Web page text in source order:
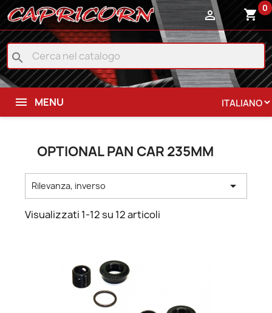
shopping_cart 0

search
MENU
OPTIONAL PAN CAR 235MM
Rilevanza, inverso 
Visualizzati 1-12 su 12 articoli